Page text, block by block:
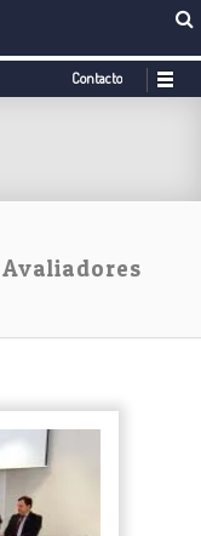
Contacto